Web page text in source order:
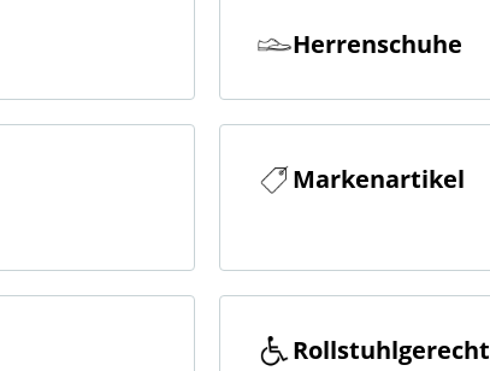
Herrenschuhe
Markenartikel
Rollstuhlgerecht